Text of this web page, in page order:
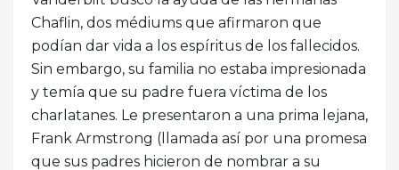
Chaflin, dos médiums que afirmaron que
podían dar vida a los espíritus de los fallecidos.
Sin embargo, su familia no estaba impresionada
y temía que su padre fuera víctima de los
charlatanes. Le presentaron a una prima lejana,
Frank Armstrong (llamada así por una promesa
que sus padres hicieron de nombrar a su